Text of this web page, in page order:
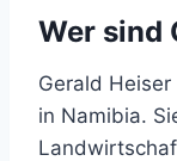
Wer sind
Gerald
in Namibia.